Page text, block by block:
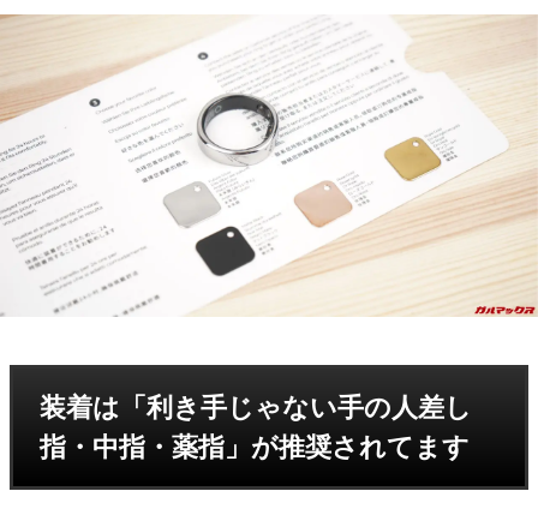
装着は「利き手じゃない手の人差し
指・中指・薬指」が推奨されてます